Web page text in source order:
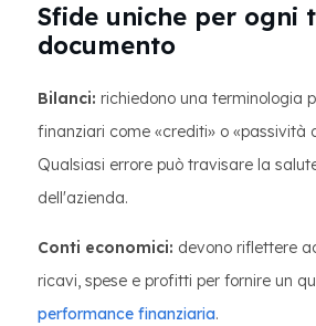
Sfide uniche per ogni
documento
Bilanci: richiedono una terminologia
finanziari come «crediti» o «passività
Qualsiasi errore può travisare la
dell'azienda.
Conti economici: devono riflettere
ricavi, spese e profitti per fornire un
performance finanziaria.